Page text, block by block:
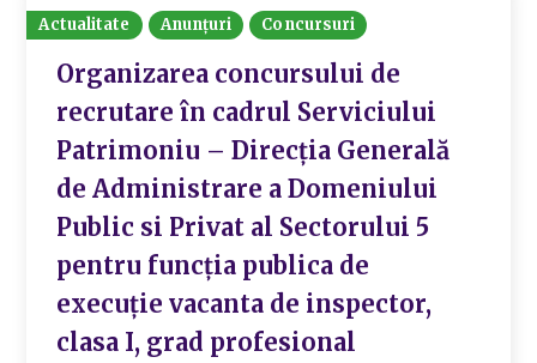
Actualitate Anunțuri Concursuri
Organizarea concursului de
recrutare în cadrul Serviciului
Patrimoniu – Direcția Generală
de Administrare a Domeniului
Public si Privat al Sectorului 5
pentru funcția publica de
execuție vacanta de inspector,
clasa I, grad profesional